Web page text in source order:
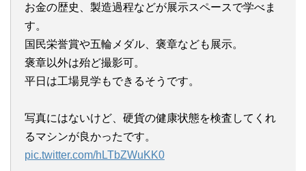
お金の歴史、製造過程などが展示スペースで学べま
す。
国民栄誉賞や五輪メダル、褒章なども展示。
褒章以外は殆ど撮影可。
平日は工場見学もできるそうです。
写真にはないけど、硬貨の健康状態を検査してくれ
るマシンが良かったです。
pic.twitter.com/hLTbZWuKK0